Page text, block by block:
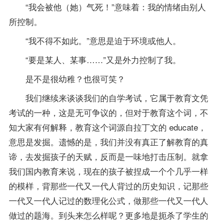
“我会被他（她）气死！”意味着：我的情绪由别人
所控制。
“我不得不如此。”意思是迫于环境或他人。
“要是某人、某事……”又是外力控制了我。
是不是很幼稚？也很可笑？
我们继续来谈谈我们的自学考试，它属于教育文凭
考试的一种，这是无可争议的，但对于教育这个词，不
知大家有何解释，教育这个词源自拉丁文的 educate，
意思是发掘。遗憾的是，我们并没有真正了解教育的真
谛，去发掘孩子的天赋，反而是一味地打击压制。就拿
我们国内教育来说，现在的孩子被捏成一个个几乎一样
的模样，背那些一代又一代人背过的历史知识，记那些
一代又一代人记过的数理化公式，做那些一代又一代人
做过的题海。到头来怎么样呢？更多地是扼杀了学生的